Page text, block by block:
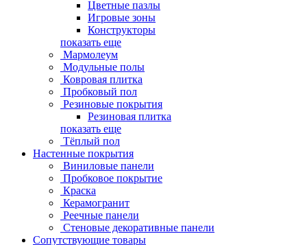
Цветные пазлы
Игровые зоны
Конструкторы
показать еще
Мармолеум
Модульные полы
Ковровая плитка
Пробковый пол
Резиновые покрытия
Резиновая плитка
показать еще
Тёплый пол
Настенные покрытия
Виниловые панели
Пробковое покрытие
Краска
Керамогранит
Реечные панели
Стеновые декоративные панели
Сопутствующие товары